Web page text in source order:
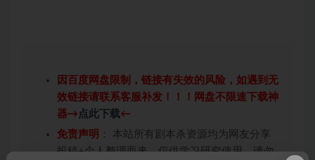
因百度网盘限制，链接有失效的风险，如遇到无
效链接请联系客服补发！！！网盘不限速下载神
器→ 点此下载←
免责声明 ： 本站所有剧本杀资源均为网友分享
投稿+个人整理而来，仅供学习研究使用，请勿